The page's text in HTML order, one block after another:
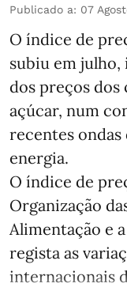
Publicado a: 07
O índice de
subiu em
dos preços dos
açúcar, num
recentes ondas
energia.
O índice de
Organização
Alimentação e
regista as
internacionais